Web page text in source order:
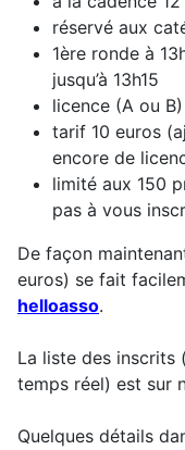
réservé aux
1ère ronde à
jusqu’à 13h15
licence (A ou
tarif 10 euros
encore de
limité aux 150
pas à vous
De façon
euros) se fait
helloasso.
La liste des inscrits
temps réel) est sur
Quelques détails